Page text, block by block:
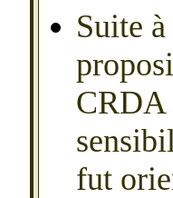
Suite
CRDA
fut